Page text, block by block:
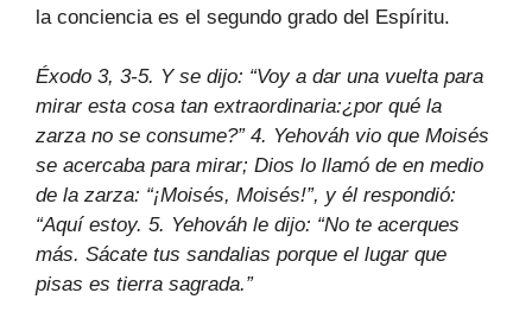
la conciencia es el segundo grado del Espíritu.
Éxodo 3, 3-5. Y se dijo: “Voy a dar una vuelta para
mirar esta cosa tan extraordinaria:¿por qué la
zarza no se consume?” 4. Yehováh vio que Moisés
se acercaba para mirar; Dios lo llamó de en medio
de la zarza: “¡Moisés, Moisés!”, y él respondió:
“Aquí estoy. 5. Yehováh le dijo: “No te acerques
más. Sácate tus sandalias porque el lugar que
pisas es tierra sagrada.”